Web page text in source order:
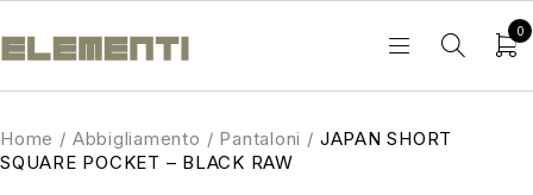
0
Home / Abbigliamento / Pantaloni / JAPAN SHORT
SQUARE POCKET – BLACK RAW